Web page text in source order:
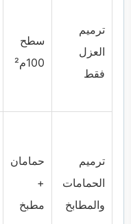
ترميم
العزل
فقط
سطح
100م²
ترميم
الحمامات
والمطابخ
حمامان
+
مطبخ